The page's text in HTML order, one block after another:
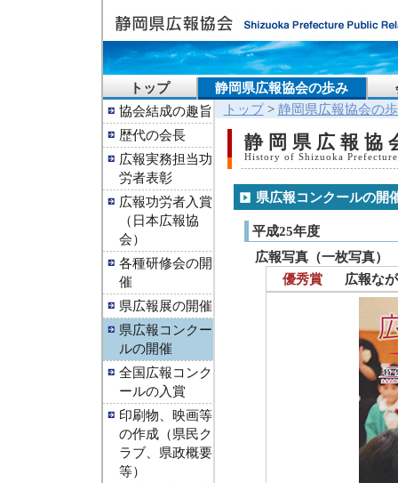
トップ 静岡県広報協会の歩み
協会結成の趣旨
歴代の会長
広報実務担当功
労者表彰
広報功労者入賞
（日本広報協
会）
各種研修会の開
催
県広報展の開催
県広報コンクー
ルの開催
全国広報コンク
ールの入賞
印刷物、映画等
の作成（県民ク
ラブ、県政概要
等）
トップ> 静岡県広報協会の
静岡県広報協
History of Shizuoka
県広報コンクールの開
平成25年度
広報写真（一枚写真）
優秀賞
広報な